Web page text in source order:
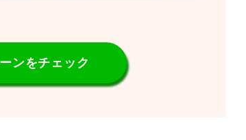
ンをチェック